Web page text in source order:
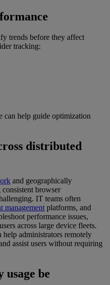
trends before they affect
tracking:
can help guide optimization
distributed
and geographically
browser
IT teams often
management platforms, and
performance issues,
across large device fleets.
help administrators remotely
assist users without requiring
usage be